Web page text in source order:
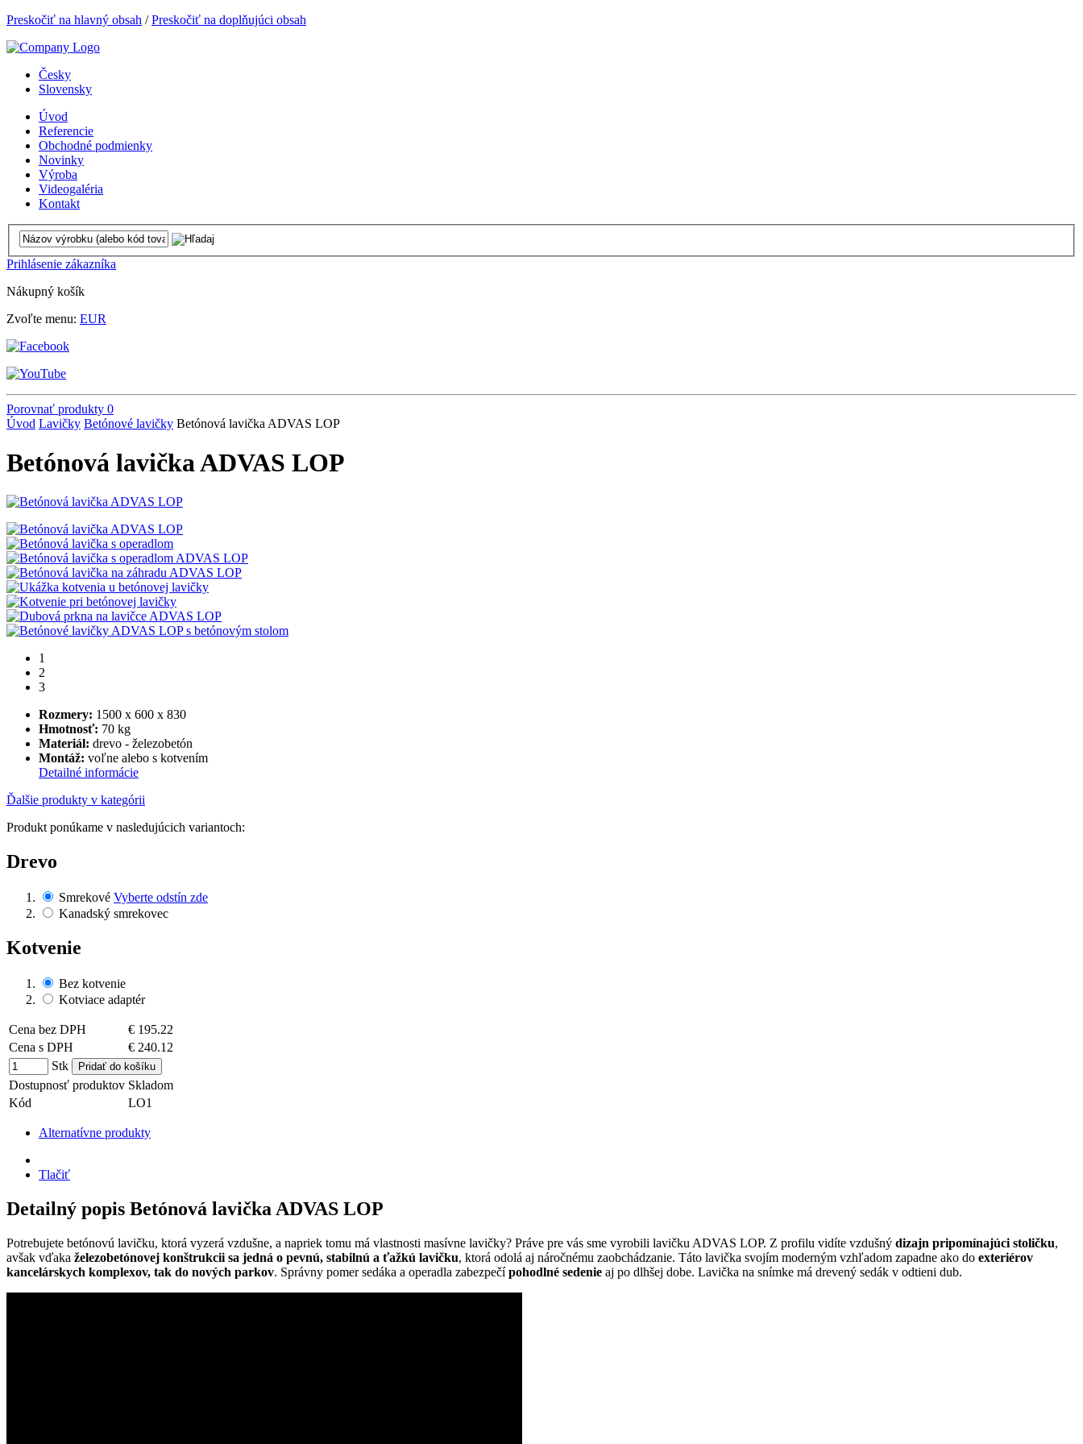
Preskočiť na hlavný obsah /Preskočiť na doplňujúci obsah
Česky
Slovensky
Úvod
Referencie
Obchodné podmienky
Novinky
Výroba
Videogaléria
Kontakt
Prihlásenie zákazníka
Nákupný košík
Zvoľte menu: EUR
Porovnať produkty 0
Úvod Lavičky Betónové lavičky Betónová lavička ADVAS LOP
Betónová lavička ADVAS LOP
1
2
3
Rozmery: 1500 x 600 x 830
Hmotnosť: 70 kg
Materiál: drevo - železobetón
Montáž: voľne alebo s kotvením
Detailné informácie
Ďalšie produkty v kategórii
Produkt ponúkame v nasledujúcich variantoch:
Drevo
Smrekové Vyberte odstín zde
Kanadský smrekovec
Kotvenie
Bez kotvenie
Kotviace adaptér
Cena bez DPH
€ 195.22
Cena s DPH
€ 240.12
Stk
Dostupnosť produktov Skladom
Kód
LO1
Alternatívne produkty
Tlačiť
Detailný popis Betónová lavička ADVAS LOP
Potrebujete betónovú lavičku, ktorá vyzerá vzdušne, a napriek tomu má vlastnosti masívne lavičky? Práve pre vás sme vyrobili lavičku ADVAS LOP. Z profilu vidíte vzdušný dizajn pripomínajúci stoličku,
avšak vďaka železobetónovej konštrukcii sa jedná o pevnú, stabilnú a ťažkú lavičku, ktorá odolá aj náročnému zaobchádzanie. Táto lavička svojím moderným vzhľadom zapadne ako do exteriérov
kancelárskych komplexov, tak do nových parkov. Správny pomer sedáka a operadla zabezpečípohodlné sedenie aj po dlhšej dobe. Lavička na snímke má drevený sedák v odtieni dub.